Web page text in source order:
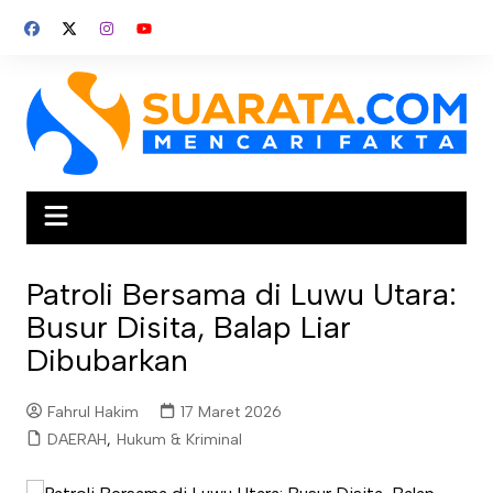
Patroli Bersama di Luwu Utara:
Busur Disita, Balap Liar
Dibubarkan
Fahrul Hakim
17 Maret 2026
DAERAH, Hukum & Kriminal